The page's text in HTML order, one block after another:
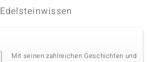
Edelsteinwissen
Mit seinen zahlreichen Geschichten und